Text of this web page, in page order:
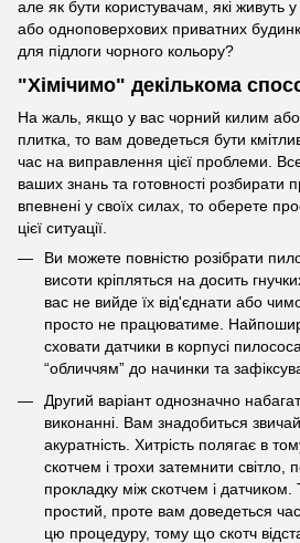
але як бути користувачам, які живуть
або одноповерхових приватних
для підлоги чорного кольору?
"Хімічимо" декількома
На жаль, якщо у вас чорний килим
плитка, то вам доведеться бути
час на виправлення цієї проблеми.
ваших знань та готовності розбирати
впевнені у своїх силах, то оберете
цієї ситуації.
Ви можете повністю розібрати
висоти кріпляться на досить
вас не вийде їх від'єднати або
просто не працюватиме.
сховати датчики в корпусі
“обличчям” до начинки та
Другий варіант однозначно
виконанні. Вам знадобиться
акуратність. Хитрість полягає в
скотчем і трохи затемнити світло,
прокладку між скотчем і датчиком.
простий, проте вам доведеться
цю процедуру, тому що скотч